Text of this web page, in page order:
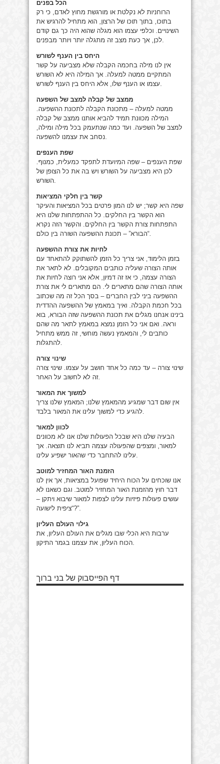
הכל בפנים
הרוחניות לא נקלטת או מורגשת מחוץ לאדם, כי רק
בתוכו, בתוך תוכו של הרצון, הוא מתחיל להרגיש את
השינויים. וכלפי עצמו הוא מגלה שהוא היה כך גם קודם
היחס בין הענף לשורש
אין לנו מילה בחכמה הקבלה שלא מצביעה על קשר
המתקיים ממטה למעלה. אך המילה היא לא השורש
ממצב של קבלה למצב של השפעה
ממטה למעלה – מתכונת הקבלה לתכונת ההשפעה.
המילה מכוונת תמיד להביא אותנו ממצב של קבלה
למצב של השפעה. ועד כמה שנתעמק בכל מילה ומילה,
שפת הענפים
שפת הענפים – שפה המיועדת לתפקד כמעלית, כמנוף.
לכן היא מצביעה על השורש ויש בה את כל הצופן של
קשר בין חלקי המציאות
שפה היא קשר; יש לנו המון פרטים בכל המציאות והעיקר
הוא הקשר בין החלקים. כל ההתפתחות שלנו היא
התפתחות צורת הקשר בין החלקים. והקשר הזה נקרא
לחיות את צורת ההשפעה
בזמן הלימוד, אני צריך כל הזמן להשתוקק להתאחד עם
אותה הצורה שעליה כותבים המקובלים. לא לתאר את
הצורה עצמה, כי אז זה דמיון, אלא אני רוצה לחיות את
אותה הצורה שהם מתארים לי. הם מתארים לי את צורת
ההשפעה ביני לבין החברים – בסך הכל זה מה שכתוב
בכל חכמת הקבלה. ואיך במאמץ של ההשפעה ההדדית
בינינו אנחנו מגלים את תכונת ההשפעה שזה הבורא, בוא
וראה. ואם אני כל הזמן נמצא במאמץ לתאר מה שהם
כותבים לי, והמאמץ נעשה מוחשי, זה ממש מתחיל
שינוי צורה
שינוי צורה – עד כמה כל אחד חושב על עצמו. שינוי צורה
למשוך את המאור
אין שום דבר שמגיע מהמאמץ שלנו; המאמץ שלנו צריך
לכוון למאור
הבעיה שלנו היא שבכל הפעולות שלנו אנו לא מכוונים
למאור, ומצפים שהפעולה עצמה תביא לנו תוצאה. אך
הזמנת האור המחזיר למוטב
אנו שוכחים על הכוח היחיד שפועל במציאות, אך אין לנו
דבר חוץ מהזמנת האור המחזיר למוטב. וגם כשאנו לא
עושים פעולות פיזיות עלינו לצפות למאור שיבוא ויתקן –
“ציפית לישועה?”.
גילוי העולם העליון
ערבות היא הכלי שבו מגלים את העולם העליון, את
דף הפייסבוק של בני ברוך